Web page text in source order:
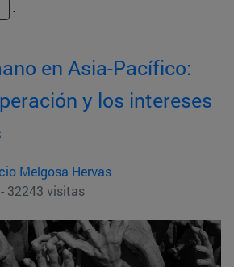
.
en Asia-Pacífico:
y los intereses
Melgosa Hervas
32243 visitas